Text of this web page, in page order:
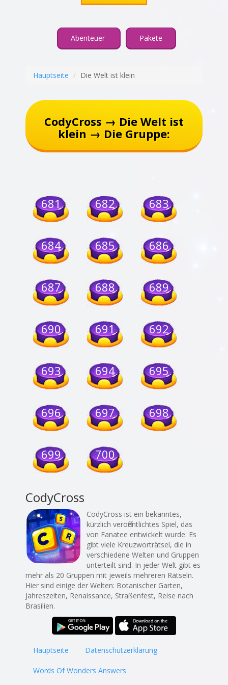
Abenteuer Pakete
Hauptseite Die Welt ist klein
CodyCross → Die Welt ist
klein → Die Gruppe:
681 682 683
684 685 686
687 688 689
690 691 692
693 694 695
696 697 698
699 700
CodyCross
CodyCross ist ein bekanntes,
kürzlich veröffentlichtes Spiel, das
von Fanatee entwickelt wurde. Es
gibt viele Kreuzworträtsel, die in
verschiedene Welten und Gruppen
unterteilt sind. In jeder Welt gibt es
mehr als 20 Gruppen mit jeweils mehreren Rätseln.
Hier sind einige der Welten: Botanischer Garten,
Jahreszeiten, Renaissance, Straßenfest, Reise nach
Brasilien.
Hauptseite Datenschutzerklärung
Words Of Wonders Answers